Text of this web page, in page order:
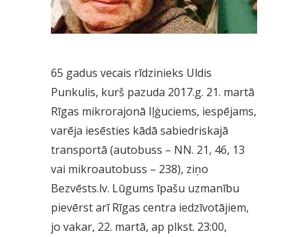
65 gadus vecais rīdzinieks Uldis
Punkulis, kurš pazuda 2017.g. 21. martā
Rīgas mikrorajonā Iļģuciems, iespējams,
varēja iesēsties kādā sabiedriskajā
transportā (autobuss – NN. 21, 46, 13
vai mikroautobuss – 238), ziņo
Bezvēsts.lv. Lūgums īpašu uzmanību
pievērst arī Rīgas centra iedzīvotājiem,
jo vakar, 22. martā, ap plkst. 23:00,